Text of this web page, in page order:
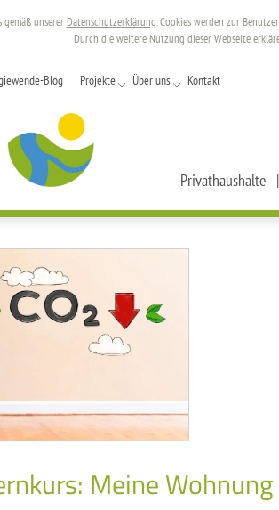
Blog Projekte Über uns Kontakt
Privathaushalte
Meine
gemäß unserer Datenschutzerklärung. Cookies werden zur
Durch die weitere Nutzung dieser Webseite